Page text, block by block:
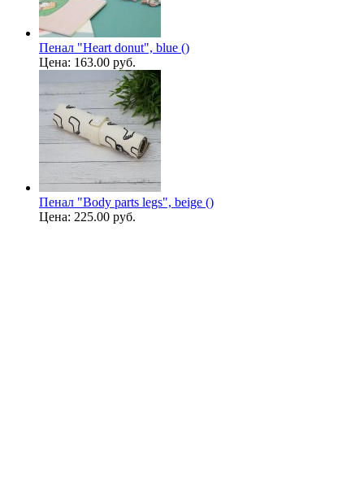
Пенал "Heart donut", blue ()
Цена: 163.00 руб.
Пенал "Body parts legs", beige ()
Цена: 225.00 руб.